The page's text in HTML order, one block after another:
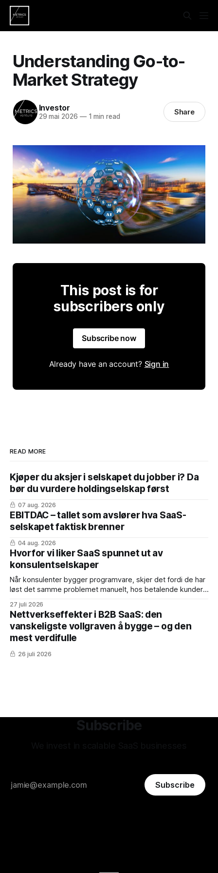
Understanding Go-to-
Market Strategy
Investor
29 mai 2026 —1 min read Share
This post is for
subscribers only
Subscribe now
Already have an account? Sign in
READ MORE
Kjøper du aksjer i selskapet du jobber i? Da
bør du vurdere holdingselskap først
07 aug. 2026
EBITDAC – tallet som avslører hva SaaS-
selskapet faktisk brenner
04 aug. 2026
Hvorfor vi liker SaaS spunnet ut av
konsulentselskaper
Når konsulenter bygger programvare, skjer det fordi de har
løst det samme problemet manuelt, hos betalende kunder,
product-market fit. Fordelene: * Inntekter fra dag én – de
første årskontraktene er ofte konvertert fra eksisterende
konsulentavtaler * Dyp domenekunnskap – teamet vet
hvordan kjøperen tenker, hvem
27 juli 2026
Nettverkseffekter i B2B SaaS: den
vanskeligste vollgraven å bygge – og den
mest verdifulle
26 juli 2026
Subscribe
Subscribe